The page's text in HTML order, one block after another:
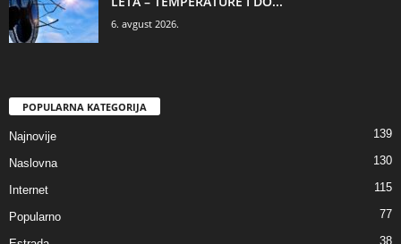
6. avgust 2026.
POPULARNA KATEGORIJA
Najnovije 139
Naslovna 130
Internet 115
Popularno 77
38